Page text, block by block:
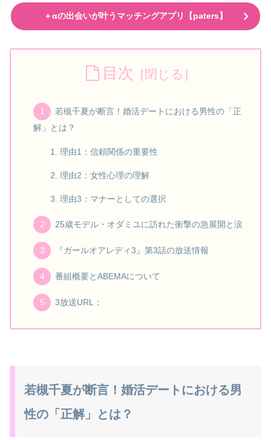
＋αの出会いが叶うマッチングアプリ【paters】
目次
若槻千夏が断言！婚活デートにおける男性の「正
解」とは？
理由1：信頼関係の重要性
理由2：女性心理の理解
理由3：マナーとしての選択
25歳モデル・オダミユに訪れた衝撃の急展開と涙
『ガールオアレディ3』第3話の放送情報
番組概要とABEMAについて
3放送URL：
若槻千夏が断言！婚活デートにおける男
性の「正解」とは？